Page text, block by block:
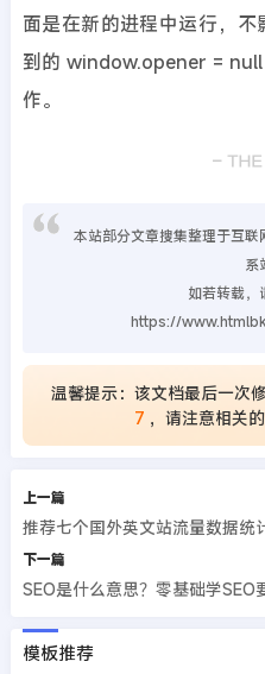
面是在新的进程中运行，
到的 window.opener = null
作。
本站部分文章搜集整理于互
系
如若转载，
https://
温馨提示：该文档最后一次
7 ，请注意相关
上一篇
推荐七个国外英文站流量数据统
下一篇
SEO是什么意思？零基础学SEO
模板推荐